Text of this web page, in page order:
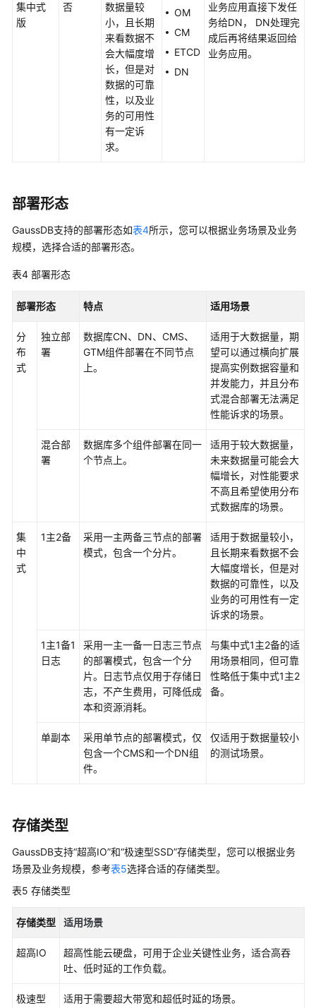
GaussDB
签
管
事
管
理
SDK
参
考
常
问
帮
集中式
版
否
数据量较
小，且长期
来看数据不
会大幅度增
长，但是对
数据的可靠
性，以及业
务的可用性
有一定诉
求。
OM
CM
ETCD
DN
业务应用直接下发任
务给DN， DN处理完
成后再将结果返回给
业务应用。
部署形态
GaussDB支持的部署形态如表4所示，您可以根据业务场景及业务
规模，选择合适的部署形态。
表4 部署形态
部署形态 特点 适用场景
分
布
式
独立部
署
数据库CN、DN、CMS、
GTM组件部署在不同节点
上。
适用于大数据量，期
望可以通过横向扩展
提高实例数据容量和
并发能力，并且分布
式混合部署无法满足
性能诉求的场景。
混合部
署
数据库多个组件部署在同一
个节点上。
适用于较大数据量，
未来数据量可能会大
幅增长，对性能要求
不高且希望使用分布
式数据库的场景。
集
中
式
1主2备
采用一主两备三节点的部署
模式，包含一个分片。
适用于数据量较小，
且长期来看数据不会
大幅度增长，但是对
数据的可靠性，以及
业务的可用性有一定
诉求的场景。
1主1备1
日志
采用一主一备一日志三节点
的部署模式，包含一个分
片。日志节点仅用于存储日
志，不产生费用，可降低成
本和资源消耗。
与集中式1主2备的适
用场景相同，但可靠
性略低于集中式1主2
备。
单副本
采用单节点的部署模式，仅
包含一个CMS和一个DN组
件。
仅适用于数据量较小
的测试场景。
存储类型
GaussDB支持“超高IO”和“极速型SSD”存储类型，您可以根据业务
场景及业务规模，参考表5选择合适的存储类型。
表5 存储类型
存储类型 适用场景
超高IO
超高性能云硬盘，可用于企业关键性业务，适合高吞
吐、低时延的工作负载。
极速型
适用于需要超大带宽和超低时延的场景。